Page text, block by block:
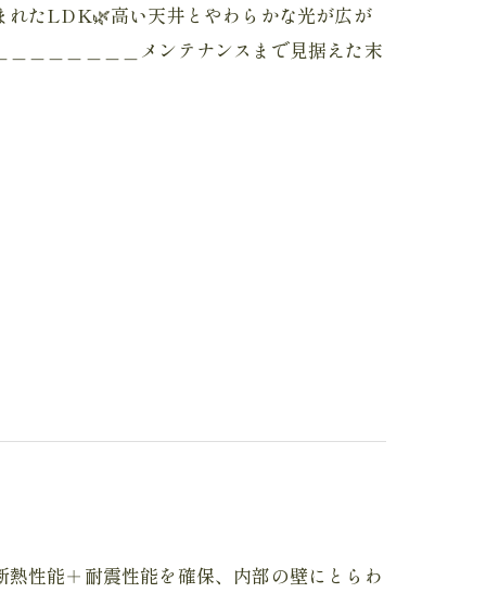
れたLDK🌿高い天井とやわらかな光が広が
＿＿＿＿＿＿メンテナンスまで見据えた末
性能＋耐震性能を確保、内部の壁にとらわ